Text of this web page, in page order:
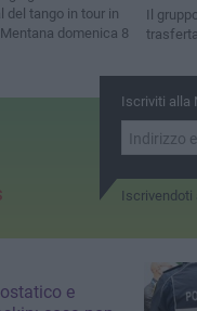
del tango in tour in
domenica 8
Il
Iscriviti alla
Iscrivendoti
e